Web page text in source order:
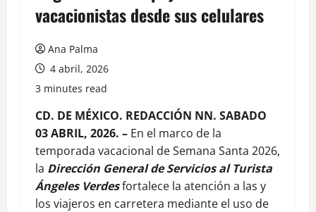
vacacionistas desde sus celulares
Ana Palma
4 abril, 2026
3 minutes read
CD. DE MÉXICO. REDACCIÓN NN. SABADO
03 ABRIL, 2026. – En el marco de la
temporada vacacional de Semana Santa 2026,
la Dirección General de Servicios al Turista
Ángeles Verdesfortalece la atención a las y
los viajeros en carretera mediante el uso de